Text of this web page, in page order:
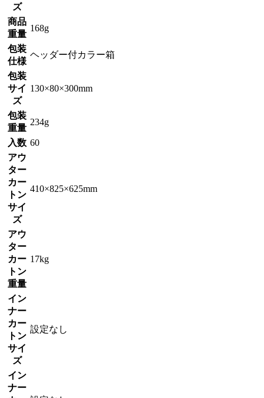
ズ
商品
重量
168g
包装
仕様
ヘッダー付カラー箱
包装
サイ
ズ
130×80×300mm
包装
重量
234g
入数 60
アウ
ター
カー
トン
サイ
ズ
410×825×625mm
アウ
ター
カー
トン
重量
17kg
イン
ナー
カー
トン
サイ
ズ
設定なし
イン
ナー